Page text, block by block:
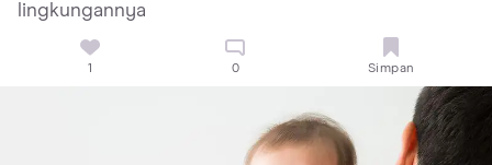
lingkungannya
1 0 Simpan